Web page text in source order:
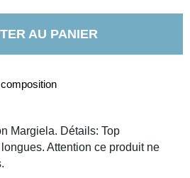
AU PANIER
Margiela. Détails: Top
Attention ce produit ne